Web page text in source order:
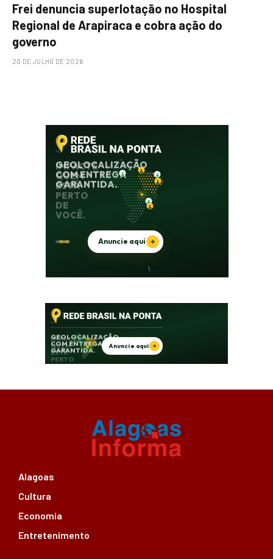
Frei denuncia superlotação no Hospital
Regional de Arapiraca e cobra ação do
governo
20 DE JULHO DE 2026
Alagoas
Cultura
Economia
Entretenimento